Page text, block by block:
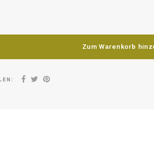
Zum Warenkorb